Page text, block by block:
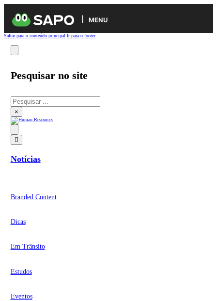
MENU
Saltar para o conteúdo principal Ir para o footer
Pesquisar no site
Pesquisar
×
Notícias
Branded Content
Dicas
Em Trânsito
Estudos
Eventos